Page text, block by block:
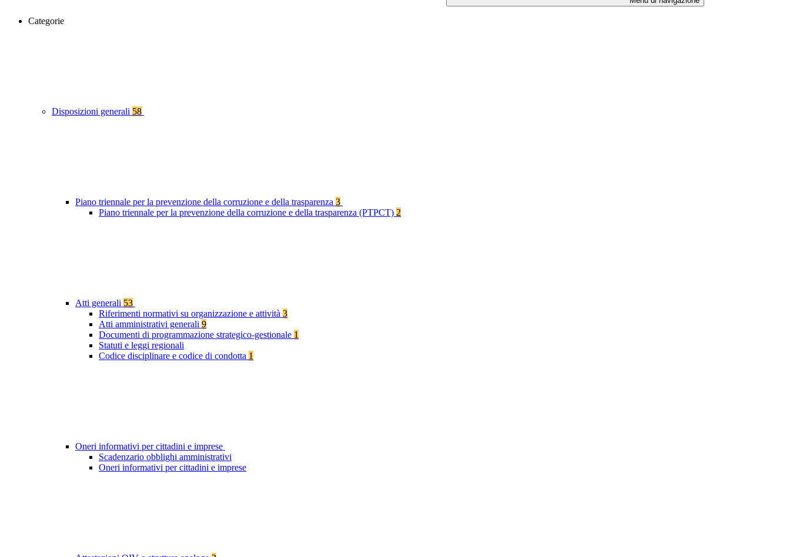
Categorie
Disposizioni generali 58
Piano triennale per la prevenzione della corruzione e della trasparenza 3
Piano triennale per la prevenzione della corruzione e della trasparenza (PTPCT) 2
Atti generali 53
Riferimenti normativi su organizzazione e attività 3
Atti amministrativi generali 9
Documenti di programmazione strategico-gestionale 1
Statuti e leggi regionali
Codice disciplinare e codice di condotta 1
Oneri informativi per cittadini e imprese
Scadenzario obblighi amministrativi
Oneri informativi per cittadini e imprese